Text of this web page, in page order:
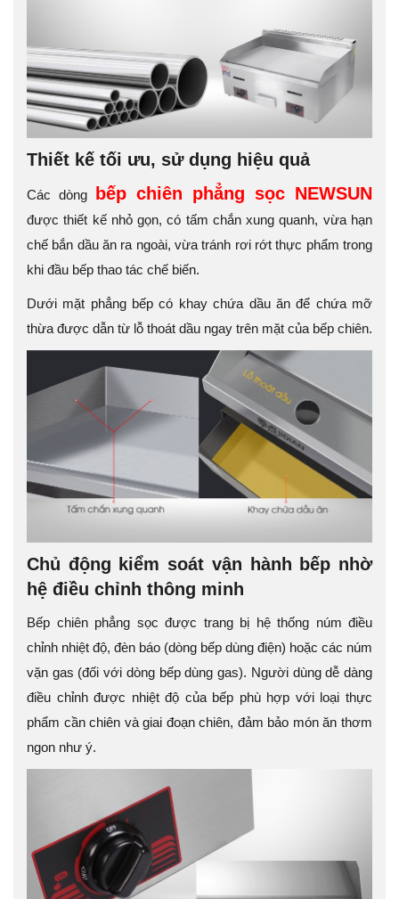
Thiết kế tối ưu, sử dụng hiệu quả
Các dòng bếp chiên phẳng sọc NEWSUN
được thiết kế nhỏ gọn, có tấm chắn xung quanh, vừa hạn
chế bắn dầu ăn ra ngoài, vừa tránh rơi rớt thực phẩm trong
khi đầu bếp thao tác chế biến.
Dưới mặt phẳng bếp có khay chứa dầu ăn để chứa mỡ
thừa được dẫn từ lỗ thoát dầu ngay trên mặt của bếp chiên.
Chủ động kiểm soát vận hành bếp nhờ
hệ điều chỉnh thông minh
Bếp chiên phẳng sọc được trang bị hệ thống núm điều
chỉnh nhiệt độ, đèn báo (dòng bếp dùng điện) hoặc các núm
vặn gas (đối với dòng bếp dùng gas). Người dùng dễ dàng
điều chỉnh được nhiệt độ của bếp phù hợp với loại thực
phẩm cần chiên và giai đoạn chiên, đảm bảo món ăn thơm
ngon như ý.